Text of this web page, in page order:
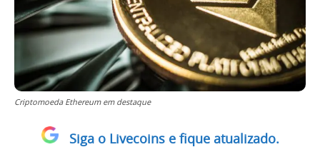
Criptomoeda Ethereum em destaque
Siga o Livecoins e fique atualizado.